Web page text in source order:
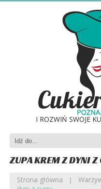
I ROZWIŃ SWOJE
ZUPA KREM Z DYNI Z
Strona główna